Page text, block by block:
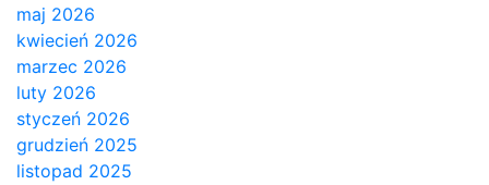
maj 2026
kwiecień 2026
marzec 2026
luty 2026
styczeń 2026
grudzień 2025
listopad 2025